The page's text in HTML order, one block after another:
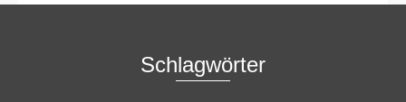
Schlagwörter